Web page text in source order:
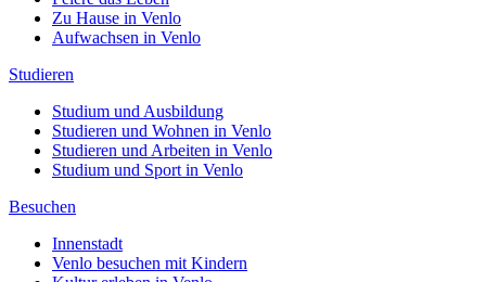
Zu Hause in Venlo
Aufwachsen in Venlo
Studieren
Studium und Ausbildung
Studieren und Wohnen in Venlo
Studieren und Arbeiten in Venlo
Studium und Sport in Venlo
Besuchen
Innenstadt
Venlo besuchen mit Kindern